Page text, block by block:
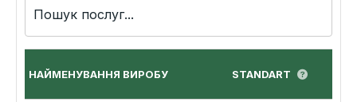
НАЙМЕНУВАННЯ ВИРОБУ STANDART